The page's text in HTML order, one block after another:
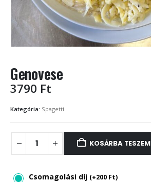
Genovese
3790 Ft
Kategória: Spagetti
KOSÁRBA TESZEM
Csomagolási díj (+200 Ft)